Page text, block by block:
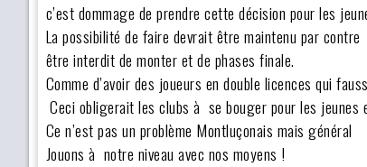
c’est dommage de prendre cette décision pour les
La possibilité de faire devrait être maintenu par contre
être interdit de monter et de phases finale.
Comme d’avoir des joueurs en double licences qui
Ceci obligerait les clubs à se bouger pour les jeunes
Ce n’est pas un problème Montluçonais mais général
Jouons à notre niveau avec nos moyens !